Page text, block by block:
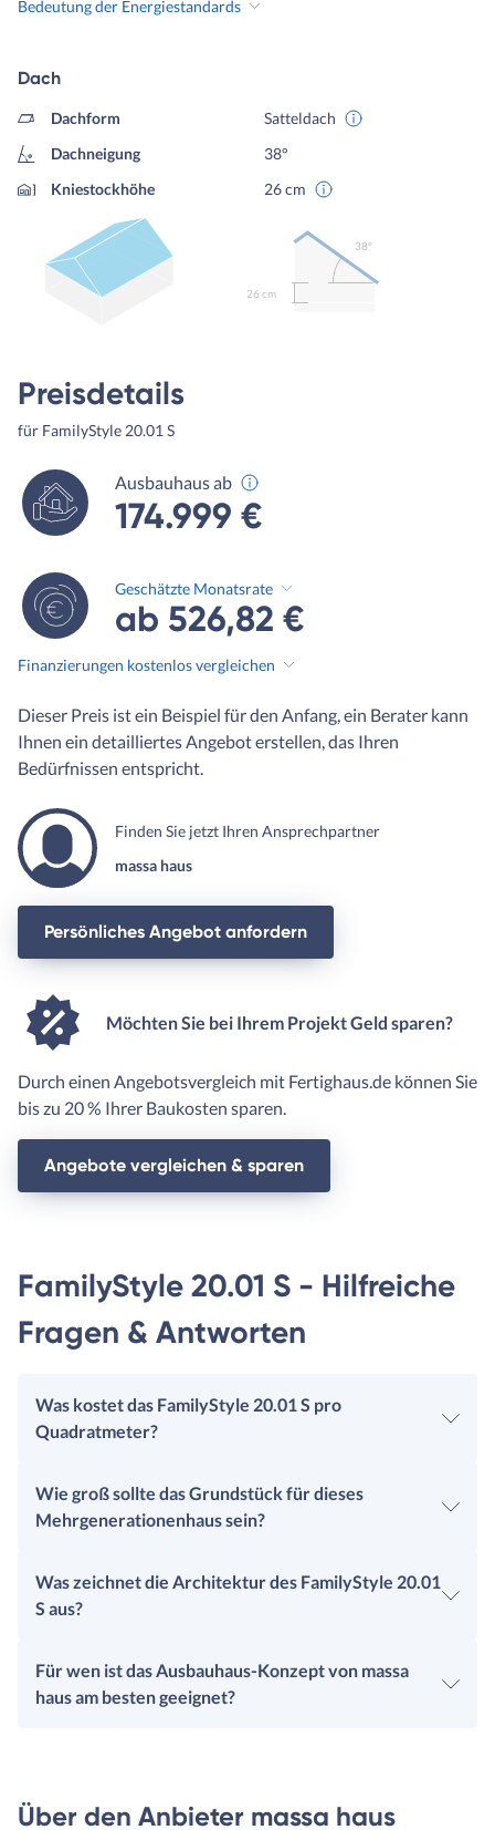
Bedeutung der Energiestandards
Dach
Dachform
Satteldach
Dachneigung
38°
Kniestockhöhe
26 cm
26 cm
38º
Preisdetails
für FamilyStyle 20.01 S
Ausbauhaus ab
174.999 €
Geschätzte Monatsrate
ab 526,82 €
Finanzierungen kostenlos vergleichen
Dieser Preis ist ein Beispiel für den Anfang, ein Berater kann
Ihnen ein detailliertes Angebot erstellen, das Ihren
Bedürfnissen entspricht.
Finden Sie jetzt Ihren Ansprechpartner
massa haus
Persönliches Angebot anfordern
Möchten Sie bei Ihrem Projekt Geld sparen?
Durch einen Angebotsvergleich mit Fertighaus.de können Sie
bis zu 20 % Ihrer Baukosten sparen.
Angebote vergleichen & sparen
FamilyStyle 20.01 S - Hilfreiche
Fragen & Antworten
Was kostet das FamilyStyle 20.01 S pro
Quadratmeter?
Wie groß sollte das Grundstück für dieses
Mehrgenerationenhaus sein?
Was zeichnet die Architektur des FamilyStyle 20.01
S aus?
Für wen ist das Ausbauhaus-Konzept von massa
haus am besten geeignet?
Über den Anbieter massa haus